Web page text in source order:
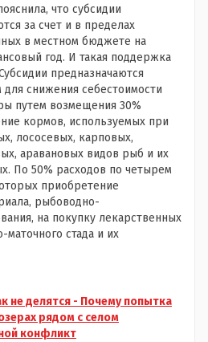
что субсидии
за счет и в пределах
в местном бюджете на
год. И такая поддержка
предназначаются
снижения себестоимости
путем возмещения 30%
кормов, используемых при
лососевых, карповых,
аравановых видов рыб и их
По 50% расходов по четырем
приобретение
рыбоводно-
на покупку лекарственных
стада и их
не делятся - Почему попытка
рядом с селом
конфликт